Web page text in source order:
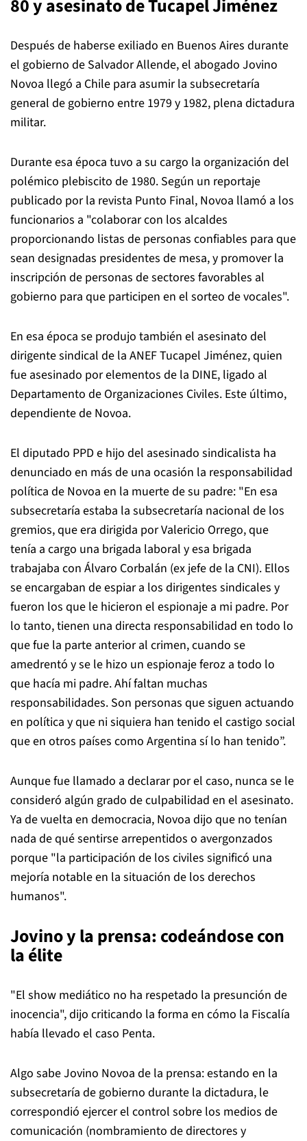
80 y asesinato de Tucapel Jiménez
Después de haberse exiliado en Buenos Aires durante
el gobierno de Salvador Allende, el abogado Jovino
Novoa llegó a Chile para asumir la subsecretaría
general de gobierno entre 1979 y 1982, plena dictadura
militar.
Durante esa época tuvo a su cargo la organización del
polémico plebiscito de 1980. Según un reportaje
publicado por la revista Punto Final, Novoa llamó a los
funcionarios a "colaborar con los alcaldes
proporcionando listas de personas confiables para que
sean designadas presidentes de mesa, y promover la
inscripción de personas de sectores favorables al
gobierno para que participen en el sorteo de vocales".
En esa época se produjo también el asesinato del
dirigente sindical de la ANEF Tucapel Jiménez, quien
fue asesinado por elementos de la DINE, ligado al
Departamento de Organizaciones Civiles. Este último,
dependiente de Novoa.
El diputado PPD e hijo del asesinado sindicalista ha
denunciado en más de una ocasión la responsabilidad
política de Novoa en la muerte de su padre: "En esa
subsecretaría estaba la subsecretaría nacional de los
gremios, que era dirigida por Valericio Orrego, que
tenía a cargo una brigada laboral y esa brigada
trabajaba con Álvaro Corbalán (ex jefe de la CNI). Ellos
se encargaban de espiar a los dirigentes sindicales y
fueron los que le hicieron el espionaje a mi padre. Por
lo tanto, tienen una directa responsabilidad en todo lo
que fue la parte anterior al crimen, cuando se
amedrentó y se le hizo un espionaje feroz a todo lo
que hacía mi padre. Ahí faltan muchas
responsabilidades. Son personas que siguen actuando
en política y que ni siquiera han tenido el castigo social
que en otros países como Argentina sí lo han tenido”.
Aunque fue llamado a declarar por el caso, nunca se le
consideró algún grado de culpabilidad en el asesinato.
Ya de vuelta en democracia, Novoa dijo que no tenían
nada de qué sentirse arrepentidos o avergonzados
porque "la participación de los civiles significó una
mejoría notable en la situación de los derechos
humanos".
Jovino y la prensa: codeándose con
la élite
"El show mediático no ha respetado la presunción de
inocencia", dijo criticando la forma en cómo la Fiscalía
había llevado el caso Penta.
Algo sabe Jovino Novoa de la prensa: estando en la
subsecretaría de gobierno durante la dictadura, le
correspondió ejercer el control sobre los medios de
comunicación (nombramiento de directores y